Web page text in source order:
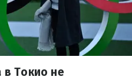
в Токио не